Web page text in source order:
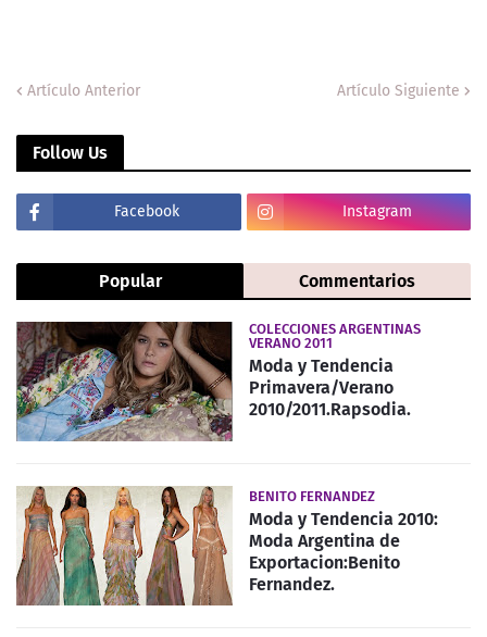
Artículo Anterior Artículo Siguiente
Follow Us
Facebook Instagram
Popular Commentarios
COLECCIONES ARGENTINAS
VERANO 2011
Moda y Tendencia
Primavera/Verano
2010/2011.Rapsodia.
BENITO FERNANDEZ
Moda y Tendencia 2010:
Moda Argentina de
Exportacion:Benito
Fernandez.